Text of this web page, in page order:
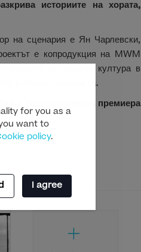
for you as a
want to
policy.
I agree
историите на хората,
на сценария е Ян Чарлевски,
е копродукция на MWM
за градска култура в
е Магда Шчавинска.
а телевизионната премиера